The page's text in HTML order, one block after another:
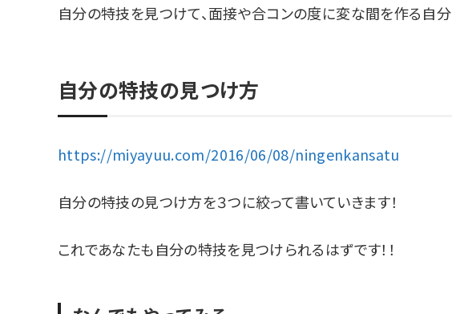
自分の特技を見つけて、面接や合コンの度に変な間を作る自
自分の特技の見つけ方
https://miyayuu.com/2016/06/08/ningenkansatu
自分の特技の見つけ方を３つに絞って書いていきます！
これであなたも自分の特技を見つけられるはずです！！